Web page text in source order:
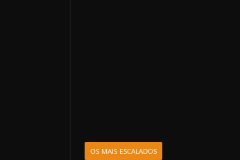
OS MAIS ESCALADOS